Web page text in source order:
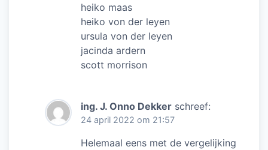
heiko maas
heiko von der leyen
ursula von der leyen
jacinda ardern
scott morrison
ing. J. Onno Dekker schreef:
24 april 2022 om 21:57
Helemaal eens met de vergelijking